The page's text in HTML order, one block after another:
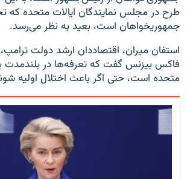
طرح در مجلس نمایندگان ایالات متحده که
جمهوریخواهان است، بعید به نظر می‌رسد.
استفان میران، اقتصاددان ارشد دولت
فاکس بیزنس گفت که تعرفه‌ها در بلندمدت
متحده است، حتی اگر باعث اختلال اولیه